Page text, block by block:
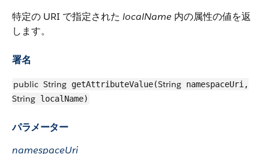
特定の URI で指定された localName 内の属性の値を返
します。
署名
public String getAttributeValue(String namespaceUri,
String localName)
パラメーター
namespaceUri